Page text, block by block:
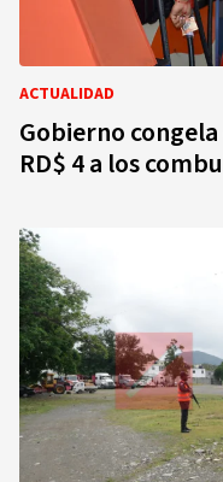
ACTUALIDAD
Gobierno
RD$ 4 a los